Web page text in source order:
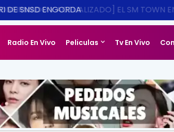
Y ACTUALIZADO] EL SM TOWN EN
REALIDAD ESTE 2014
Radio En Vivo Peliculas Tv En Vivo